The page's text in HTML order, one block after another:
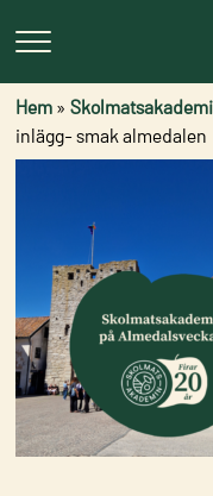
Hem »
inlägg- smak almedalen